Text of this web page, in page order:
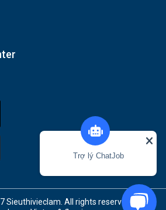
Sieuthivieclam. All rights reserved
Trợ lý ChatJob